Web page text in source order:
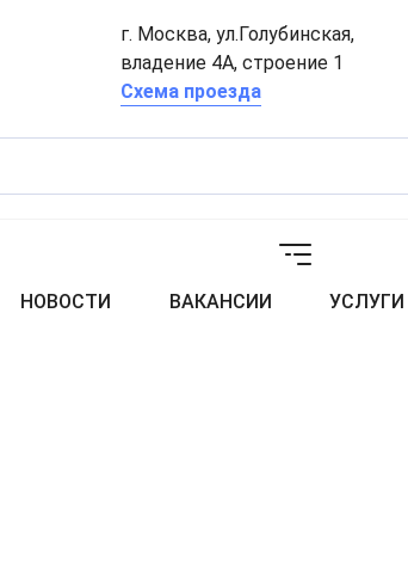
г. Москва, ул.Голубинская,
владение 4А, строение 1
Схема проезда
НОВОСТИ ВАКАНСИИ УСЛУГИ